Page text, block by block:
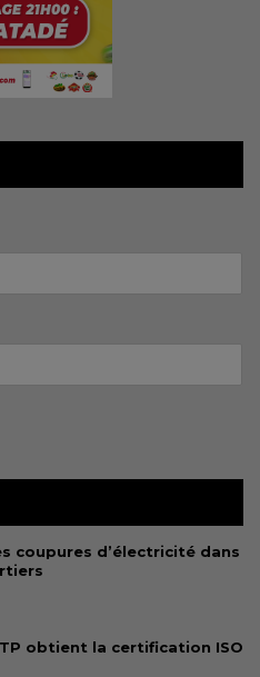
coupures d’électricité dans
obtient la certification ISO